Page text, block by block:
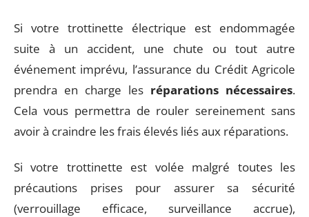
Si votre trottinette électrique est endommagée
suite à un accident, une chute ou tout autre
événement imprévu, l’assurance du Crédit Agricole
prendra en charge les réparations nécessaires.
Cela vous permettra de rouler sereinement sans
avoir à craindre les frais élevés liés aux réparations.
Si votre trottinette est volée malgré toutes les
précautions prises pour assurer sa sécurité
(verrouillage efficace, surveillance accrue),